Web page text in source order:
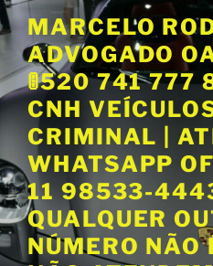
P
u
a
r
r
a
o
c
o
MARCELO
ADVOGADO
🚦520 741 777
CNH
CRIMINAL |
WHATSAPP
11 98533-
QUALQUER
NÚMERO NÃO